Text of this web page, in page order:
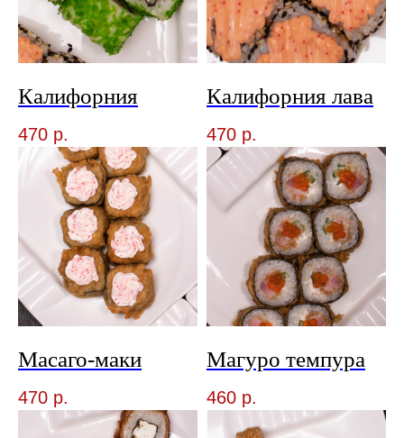
Калифорния
470 р.
Калифорния лава
470 р.
Масаго-маки
470 р.
Магуро темпура
460 р.